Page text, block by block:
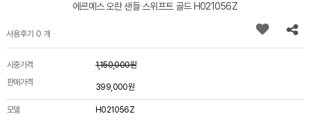
에르메스 오란 샌들 스위프트 골드 H021056Z
사용후기 0 개
시중가격
1,150,000원
판매가격
399,000원
모델 H021056Z